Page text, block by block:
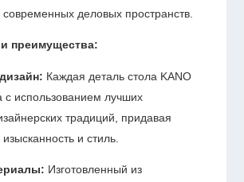
деловых пространств.
преимущества:
Каждая деталь стола KANO
с использованием лучших
традиций, придавая
и стиль.
Изготовленный из